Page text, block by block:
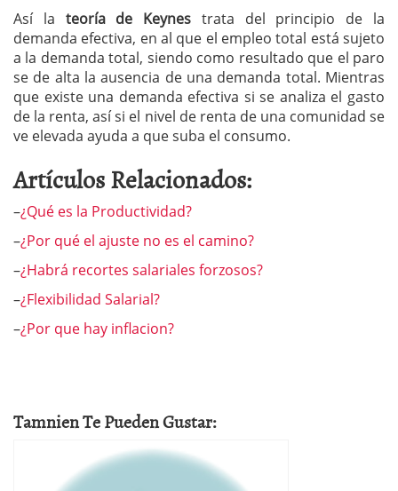
Así la teoría de Keynes trata del principio de la
demanda efectiva, en al que el empleo total está sujeto
a la demanda total, siendo como resultado que el paro
se de alta la ausencia de una demanda total. Mientras
que existe una demanda efectiva si se analiza el gasto
de la renta, así si el nivel de renta de una comunidad se
ve elevada ayuda a que suba el consumo.
Artículos Relacionados:
–¿Qué es la Productividad?
–¿Por qué el ajuste no es el camino?
–¿Habrá recortes salariales forzosos?
–¿Flexibilidad Salarial?
–¿Por que hay inflacion?
Tamnien Te Pueden Gustar: